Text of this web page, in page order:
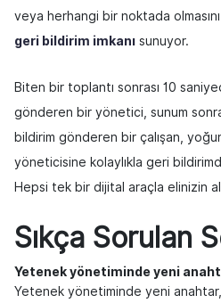
veya herhangi bir noktada
geri bildirim imkanı sunuyor.
Biten bir toplantı sonrası 10
gönderen bir yönetici, sunum
bildirim gönderen bir çalışan,
yöneticisine kolaylıkla geri
Hepsi tek bir dijital araçla elinizin
Sıkça Sorulan
Yetenek yönetiminde yeni
Yetenek yönetiminde yeni